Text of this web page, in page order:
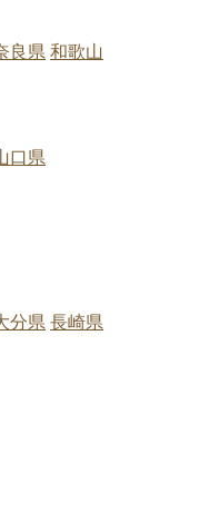
良県 和歌山
口県
分県 長崎県